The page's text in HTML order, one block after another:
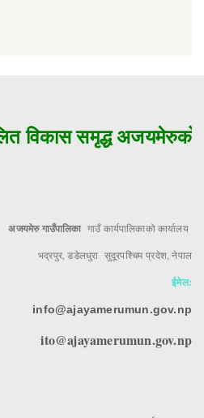
विकास समृद्ध अजयमेरुको
अजयमेरु गाउँपालिका गाउँ कार्यपालिकाको कार्यालय
भद्रपुर, डडेलधुरा सुदूरपश्चिम प्रदेश, नेपाल
ईमेल:
info@ajayamerumun.gov.np
ito@ajayamerumun.gov.np